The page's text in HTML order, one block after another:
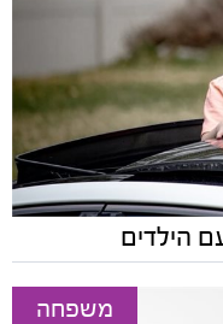
משפחה